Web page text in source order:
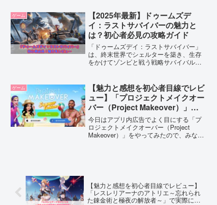
ー＆序盤の攻略方法を解説していきま
す！忙しい人でも毎日コツ...
ゲーム
【2025年最新】ドゥームズデ
イ：ラストサバイバーの魅力と
は？初心者必見の攻略ガイド
「ドゥームズデイ：ラストサバイバー」
は、終末世界でシェルターを築き、生存
をかけてゾンビと戦う戦略サバイバルゲ
を詳しく解説！ダウンロード前にチェッ
クして、効率よく生き抜こう！
ゲーム
【魅力と感想を初心者目線でレビ
ュー】「プロジェクトメイクオー
バー（Project Makeover）」で
実際に遊んでみた！
今日はアプリ内広告でよく目にする「プ
ロジェクトメイクオーバー（Project
Makeover）」をやってみたので、みなさ
【魅力と感想を初心者目線でレビュー】
「レスレリアーナのアトリエ～忘れられ
た錬金術と極夜の解放者～」で実際に遊